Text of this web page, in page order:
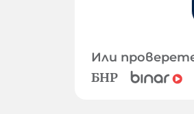
Или
БНР